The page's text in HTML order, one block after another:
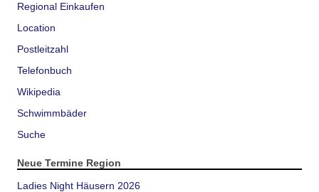
Regional Einkaufen
Location
Postleitzahl
Telefonbuch
Wikipedia
Schwimmbäder
Suche
Neue Termine Region
Ladies Night Häusern 2026